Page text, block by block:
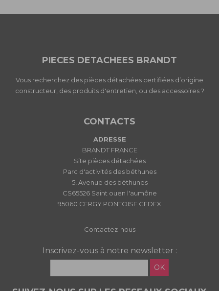
PIECES DETACHEES BRANDT
Vous recherchez des pièces détachées certifiées d’origine
constructeur, des produits d'entretien, ou des accessoires ?
CONTACTS
ADRESSE
BRANDT FRANCE
Site pièces détachées
Parc d'activités des béthunes
5, Avenue des béthunes
CS65526 Saint ouen l'aumône
95060 CERGY PONTOISE CEDEX
Contactez-nous
Inscrivez-vous à notre newsletter :
OK